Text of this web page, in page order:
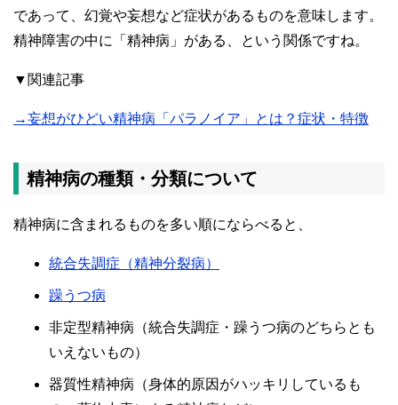
であって、幻覚や妄想など症状があるものを意味します。
精神障害の中に「精神病」がある、という関係ですね。
▼関連記事
→妄想がひどい精神病「パラノイア」とは？症状・特徴
精神病の種類・分類について
精神病に含まれるものを多い順にならべると、
統合失調症（精神分裂病）
躁うつ病
非定型精神病（統合失調症・躁うつ病のどちらとも
いえないもの）
器質性精神病（身体的原因がハッキリしているも